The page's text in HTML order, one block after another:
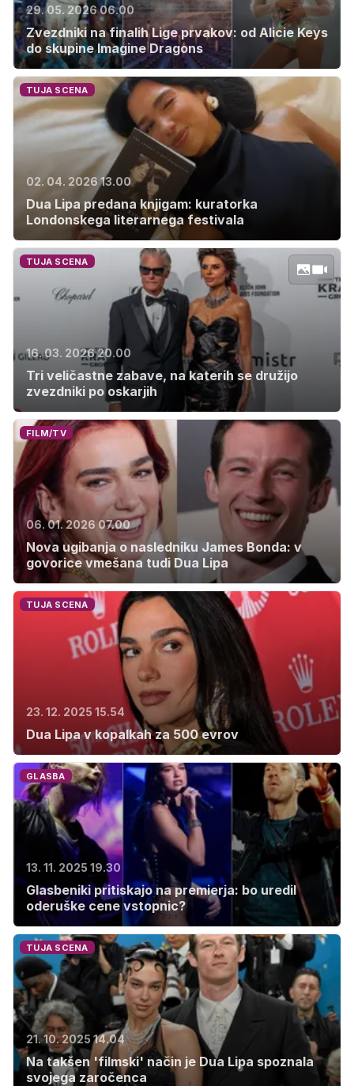
29. 05. 2026 06.00
Zvezdniki na finalih Lige prvakov: od Alicie Keys
do skupine Imagine Dragons
TUJA SCENA
02. 04. 2026 13.00
Dua Lipa predana knjigam: kuratorka
Londonskega literarnega festivala
TUJA SCENA
16. 03. 2026 20.00
Tri veličastne zabave, na katerih se družijo
zvezdniki po oskarjih
FILM/TV
06. 01. 2026 07.00
Nova ugibanja o nasledniku James Bonda: v
govorice vmešana tudi Dua Lipa
TUJA SCENA
23. 12. 2025 15.54
Dua Lipa v kopalkah za 500 evrov
GLASBA
13. 11. 2025 19.30
Glasbeniki pritiskajo na premierja: bo uredil
oderuške cene vstopnic?
TUJA SCENA
21. 10. 2025 14.04
Na takšen 'filmski' način je Dua Lipa spoznala
svojega zaročenca